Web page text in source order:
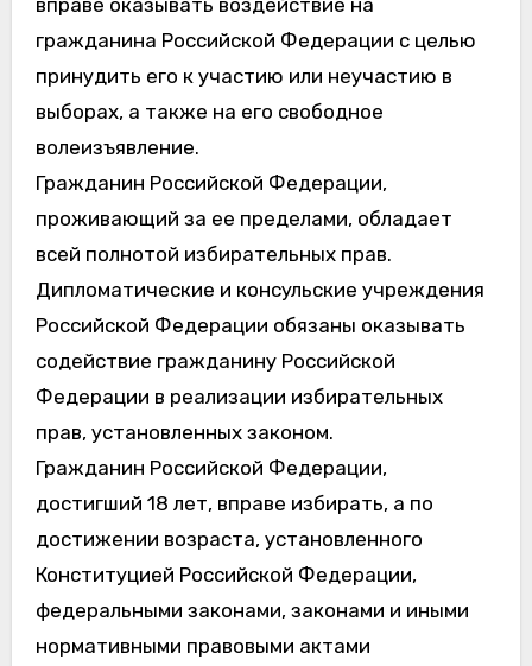
гражданина Российской Федерации с целью
принудить его к участию или неучастию в
выборах, а также на его свободное
волеизъявление.
Гражданин Российской Федерации,
проживающий за ее пределами, обладает
всей полнотой избирательных прав.
Дипломатические и консульские учреждения
Российской Федерации обязаны оказывать
содействие гражданину Российской
Федерации в реализации избирательных
прав, установленных законом.
Гражданин Российской Федерации,
достигший 18 лет, вправе избирать, а по
достижении возраста, установленного
Конституцией Российской Федерации,
федеральными законами, законами и иными
нормативными правовыми актами